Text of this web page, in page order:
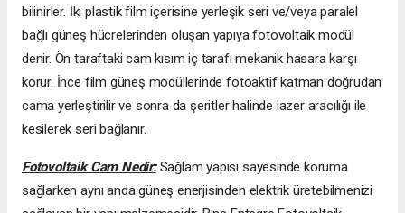
bilinirler. İki plastik film içerisine yerleşik seri ve/veya paralel
bağlı güneş hücrelerinden oluşan yapıya fotovoltaik modül
denir. Ön taraftaki cam kısım iç tarafı mekanik hasara karşı
korur. İnce film güneş modüllerinde fotoaktif katman doğrudan
cama yerleştirilir ve sonra da şeritler halinde lazer aracılığı ile
kesilerek seri bağlanır.
Fotovoltaik Cam Nedir:Sağlam yapısı sayesinde koruma
sağlarken aynı anda güneş enerjisinden elektrik üretebilmenizi